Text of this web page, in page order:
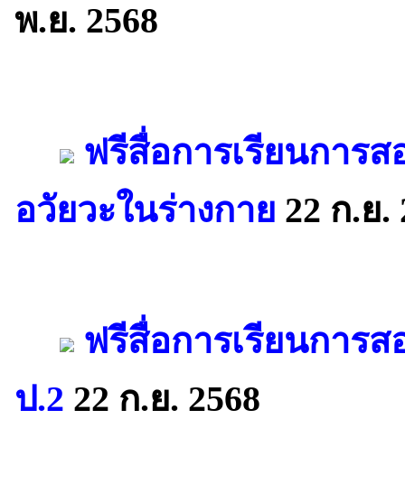
พ.ย. 2568
ฟรีสื่อการเรียนการ
อวัยวะในร่างกาย 22 ก.ย.
ฟรีสื่อการเรียนการ
ป.2 22 ก.ย. 2568